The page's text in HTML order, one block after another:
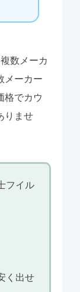
数メーカ
メーカー
格でカウ
りませ
フイル
く出せ